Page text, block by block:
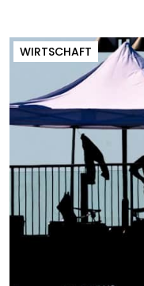
WIRTSCHAFT